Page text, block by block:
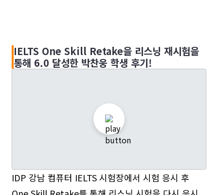
IELTS One Skill Retake을 리스닝 재시험을
통해 6.0 달성한 박찬웅 학생 후기!
IDP 강남 컴퓨터 IELTS 시험장에서 시험 응시 후